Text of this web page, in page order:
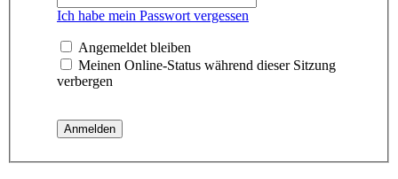
Ich habe mein Passwort vergessen
Angemeldet bleiben
Meinen Online-Status während dieser Sitzung
verbergen